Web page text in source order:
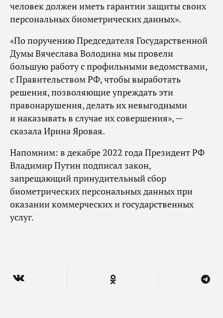
человек должен иметь гарантии защиты своих
персональных биометрических данных».
«По поручению Председателя Государственной
Думы Вячеслава Володина мы провели
большую работу с профильными ведомствами,
с Правительством РФ, чтобы выработать
решения, позволяющие упреждать эти
правонарушения, делать их невыгодными
и наказывать в случае их совершения», —
сказала Ирина Яровая.
Напомним: в декабре 2022 года Президент РФ
Владимир Путин подписал закон,
запрещающий принудительный сбор
биометрических персональных данных при
оказании коммерческих и государственных
услуг.